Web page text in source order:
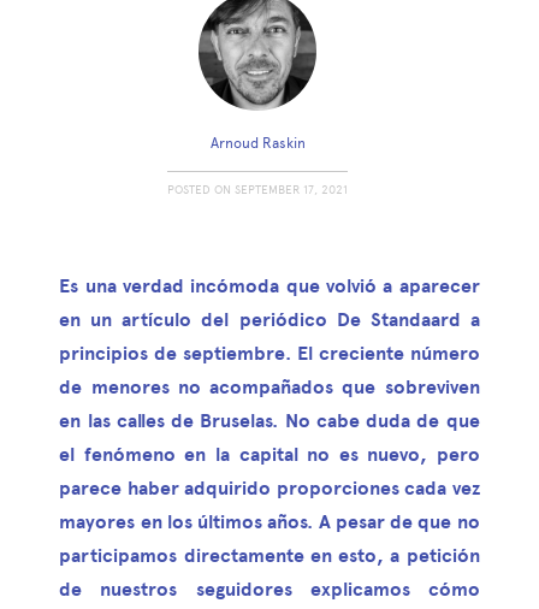
Arnoud Raskin
POSTED ON SEPTEMBER 17, 2021
Es una verdad incómoda que volvió a aparecer
en un artículo del periódico De Standaard a
principios de septiembre. El creciente número
de menores no acompañados que sobreviven
en las calles de Bruselas. No cabe duda de que
el fenómeno en la capital no es nuevo, pero
parece haber adquirido proporciones cada vez
mayores en los últimos años. A pesar de que no
participamos directamente en esto, a petición
de nuestros seguidores explicamos cómo